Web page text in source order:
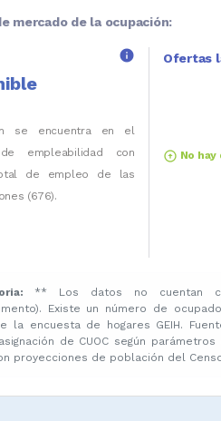
mercado de la ocupación:
info
se encuentra en el
empleabilidad con
de empleo de las
(676).
Ofertas
arrow_circle_up No
** Los datos no cuentan
Existe un número de
la encuesta de hogares GEIH.
de CUOC según
proyecciones de población del